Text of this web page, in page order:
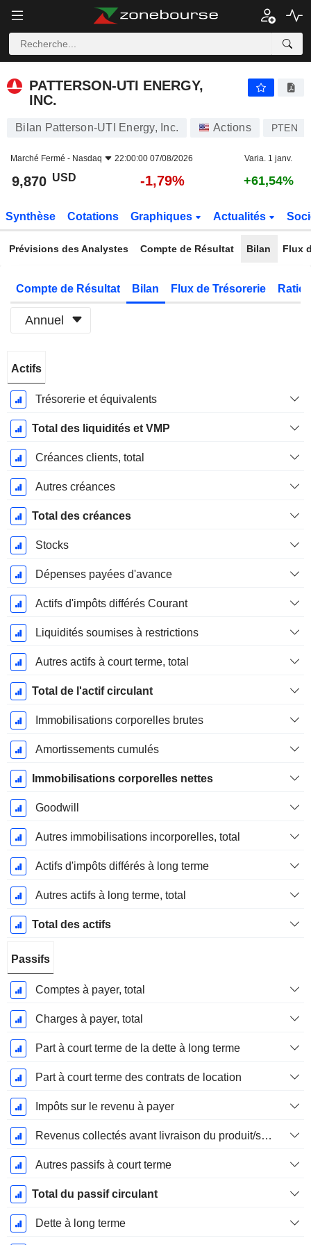
PATTERSON-UTI ENERGY, INC.
PATTERSON-UTI ENERGY,
INC.
Bilan Patterson-UTI Energy, Inc. Actions PTEN
Marché Fermé - Nasdaq 22:00:00 07/08/2026 Varia. 1 janv.
9,870 USD -1,79% +61,54%
Synthèse Cotations Graphiques Actualités
Prévisions des Analystes Compte de Résultat Bilan Flux
Compte de Résultat Bilan Flux de Trésorerie
Annuel
Fiscale:
Décembre
Actifs
Trésorerie et équivalents
Total des liquidités et VMP
Créances clients, total
Autres créances
Total des créances
Stocks
Dépenses payées d'avance
Actifs d'impôts différés Courant
Liquidités soumises à restrictions
Autres actifs à court terme, total
Total de l'actif circulant
Immobilisations corporelles brutes
Amortissements cumulés
Immobilisations corporelles nettes
Goodwill
Autres immobilisations incorporelles, total
Actifs d'impôts différés à long terme
Autres actifs à long terme, total
Total des actifs
Passifs
Comptes à payer, total
Charges à payer, total
Part à court terme de la dette à long terme
Part à court terme des contrats de location
Impôts sur le revenu à payer
Revenus collectés avant livraison du produit/service
Autres passifs à court terme
Total du passif circulant
Dette à long terme